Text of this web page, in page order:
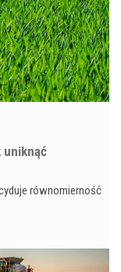
uniknąć
równomierność